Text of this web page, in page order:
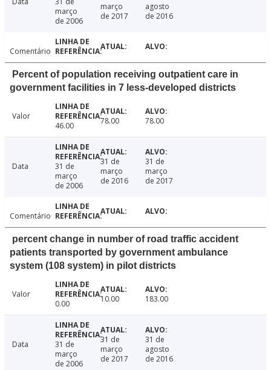
março
de 2006
março
de 2017
agosto
de 2016
Comentário
Percent of population receiving outpatient care in
government facilities in 7 less-developed districts
Valor
46.00
78.00 78.00
Data
31 de
março
de 2006
31 de
março
de 2016
31 de
março
de 2017
Comentário
percent change in number of road traffic accident
patients transported by government ambulance
system (108 system) in pilot districts
Valor
0.00
10.00 183.00
Data
31 de
março
de 2006
31 de
março
de 2017
31 de
agosto
de 2016